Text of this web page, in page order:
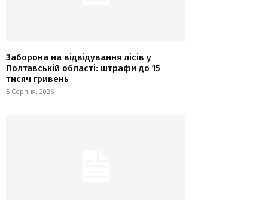
Заборона на відвідування лісів у
Полтавській області: штрафи до 15
тисяч гривень
5 Серпня, 2026